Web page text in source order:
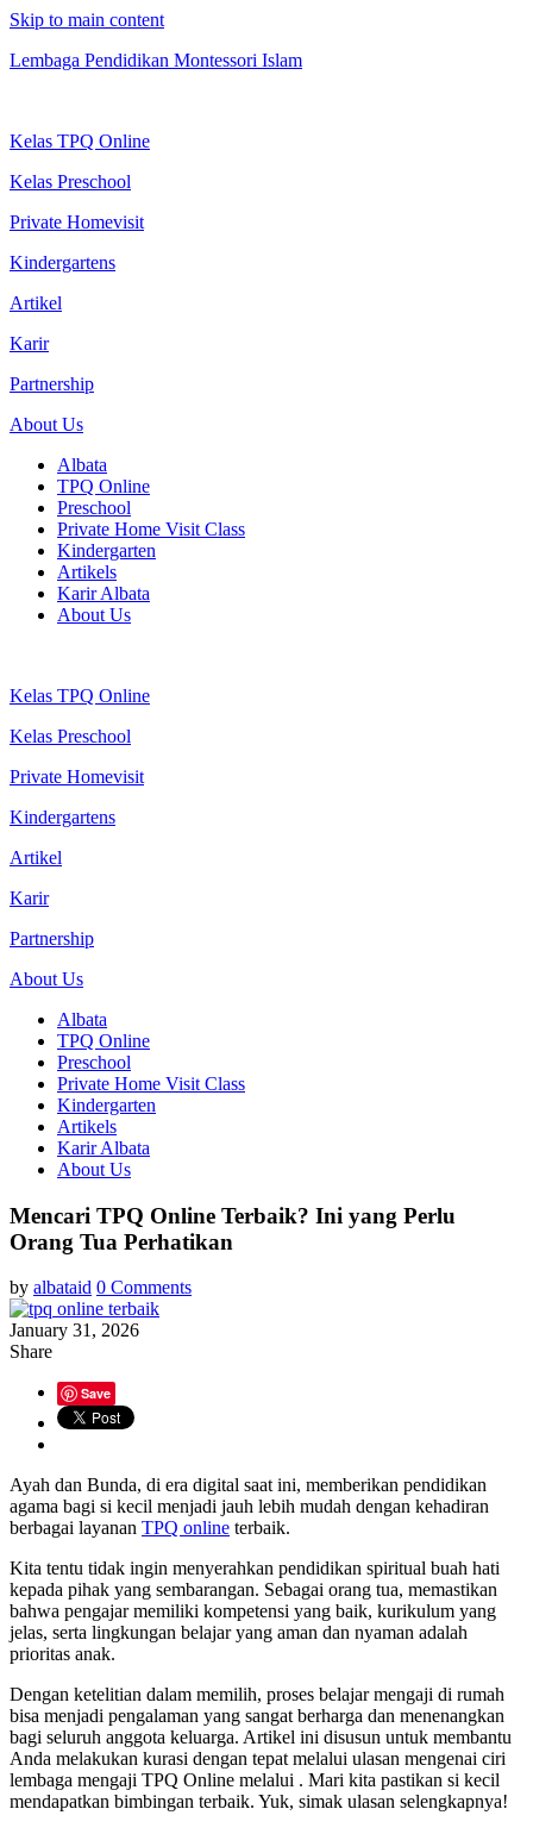
Skip to main content
Lembaga Pendidikan Montessori Islam
Kelas TPQ Online
Kelas Preschool
Private Homevisit
Kindergartens
Artikel
Karir
Partnership
About Us
Albata
TPQ Online
Preschool
Private Home Visit Class
Kindergarten
Artikels
Karir Albata
About Us
Kelas TPQ Online
Kelas Preschool
Private Homevisit
Kindergartens
Artikel
Karir
Partnership
About Us
Albata
TPQ Online
Preschool
Private Home Visit Class
Kindergarten
Artikels
Karir Albata
About Us
Mencari TPQ Online Terbaik? Ini yang Perlu
Orang Tua Perhatikan
by albataid 0 Comments
January 31, 2026
Share
Save
Ayah dan Bunda, di era digital saat ini, memberikan pendidikan
agama bagi si kecil menjadi jauh lebih mudah dengan kehadiran
berbagai layanan TPQ online terbaik.
Kita tentu tidak ingin menyerahkan pendidikan spiritual buah hati
kepada pihak yang sembarangan. Sebagai orang tua, memastikan
bahwa pengajar memiliki kompetensi yang baik, kurikulum yang
jelas, serta lingkungan belajar yang aman dan nyaman adalah
prioritas anak.
Dengan ketelitian dalam memilih, proses belajar mengaji di rumah
bisa menjadi pengalaman yang sangat berharga dan menenangkan
bagi seluruh anggota keluarga. Artikel ini disusun untuk membantu
Anda melakukan kurasi dengan tepat melalui ulasan mengenai ciri
lembaga mengaji TPQ Online melalui . Mari kita pastikan si kecil
mendapatkan bimbingan terbaik. Yuk, simak ulasan selengkapnya!